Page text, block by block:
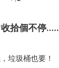
拾個不停.....
垃圾桶也要！